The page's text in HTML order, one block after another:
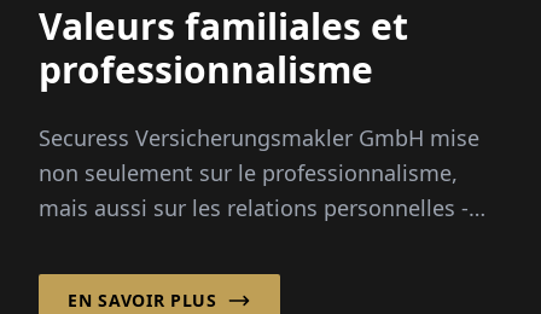
Valeurs familiales et
professionnalisme
Securess Versicherungsmakler GmbH mise
non seulement sur le professionnalisme,
mais aussi sur les relations personnelles -
avec Michael Stein...
EN SAVOIR PLUS